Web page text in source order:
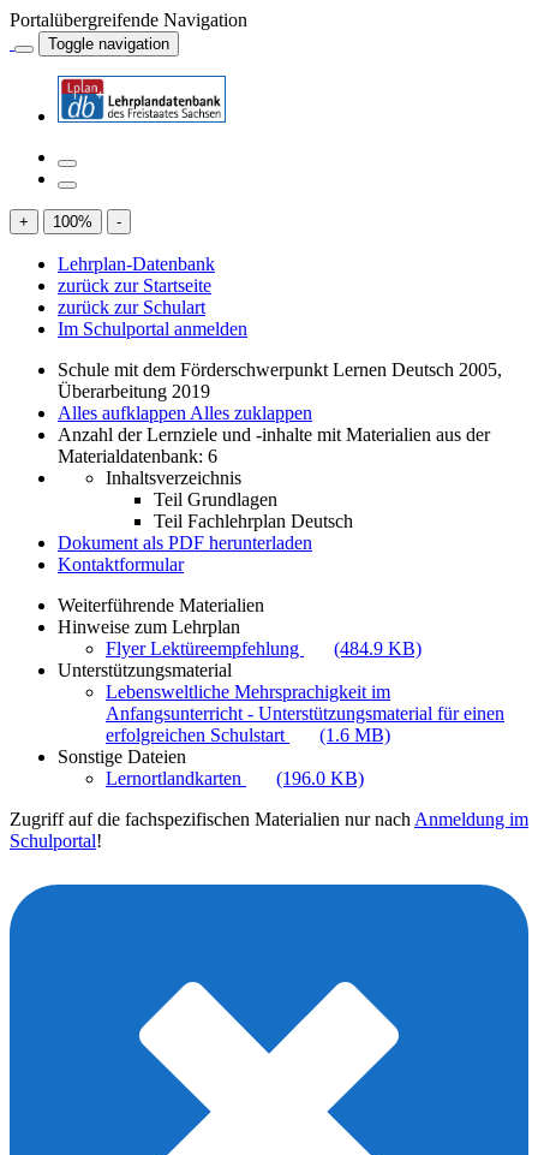
Portalübergreifende Navigation
Toggle navigation
+ 100% -
Lehrplan-Datenbank
zurück zur Startseite
zurück zur Schulart
Im Schulportal anmelden
Schule mit dem Förderschwerpunkt Lernen Deutsch 2005,
Überarbeitung 2019
Alles aufklappen Alles zuklappen
Anzahl der Lernziele und -inhalte mit Materialien aus der
Materialdatenbank: 6
Inhaltsverzeichnis
Teil Grundlagen
Teil Fachlehrplan Deutsch
Dokument als PDF herunterladen
Kontaktformular
Weiterführende Materialien
Hinweise zum Lehrplan
Flyer Lektüreempfehlung
(484.9 KB)
Unterstützungsmaterial
Lebensweltliche Mehrsprachigkeit im
Anfangsunterricht - Unterstützungsmaterial für einen
erfolgreichen Schulstart
(1.6 MB)
Sonstige Dateien
Lernortlandkarten
(196.0 KB)
Zugriff auf die fachspezifischen Materialien nur nach Anmeldung im
Schulportal!